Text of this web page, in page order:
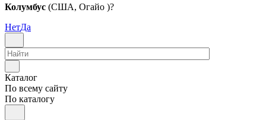
Колумбус (США, Огайо )?
НетДа
Каталог
По всему сайту
По каталогу